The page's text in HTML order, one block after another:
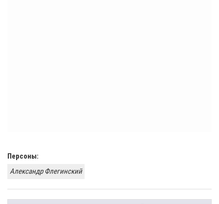
Персоны:
Александр Флегинский